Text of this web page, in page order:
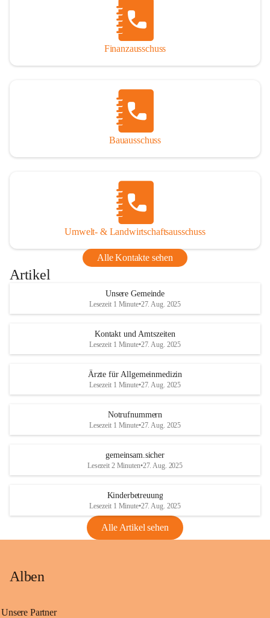
Finanzausschuss
Bauausschuss
Umwelt- & Landwirtschaftsausschuss
Alle Kontakte sehen
Artikel
Unsere Gemeinde
Lesezeit 1 Minute•27. Aug. 2025
Kontakt und Amtszeiten
Lesezeit 1 Minute•27. Aug. 2025
Ärzte für Allgemeinmedizin
Lesezeit 1 Minute•27. Aug. 2025
Notrufnummern
Lesezeit 1 Minute•27. Aug. 2025
gemeinsam.sicher
Lesezeit 2 Minuten•27. Aug. 2025
Kinderbetreuung
Lesezeit 1 Minute•27. Aug. 2025
Alle Artikel sehen
Alben
Unsere Partner